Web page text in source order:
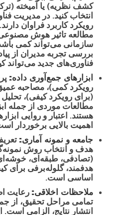
کشف نظریه) یا آمیخته
انتخاب کنید. در مدیریت
رویکرد کاربرد فراوان
مطالعه تاثیر هوش
سازمانی می‌تواند کمی
بررسی تجربه مدیران از
فناوری‌های جدید می‌تواند
ابزارهای جمع‌آوری داده:
رویکرد کمی)، مصاحبه
(برای رویکرد کیفی)،
مطالعات موردی از جمله
هستند. اعتبار و روایی
اهمیت بالایی برخوردار
جامعه و نمونه آماری:
هدف و انتخاب روش
(تصادفی، طبقه‌ای،
هدفمند، گلوله‌برفی برای
اساسی است.
ملاحظات اخلاقی: رعایت
تمامی مراحل تحقیق، از
انتشار نتایج، الزامی